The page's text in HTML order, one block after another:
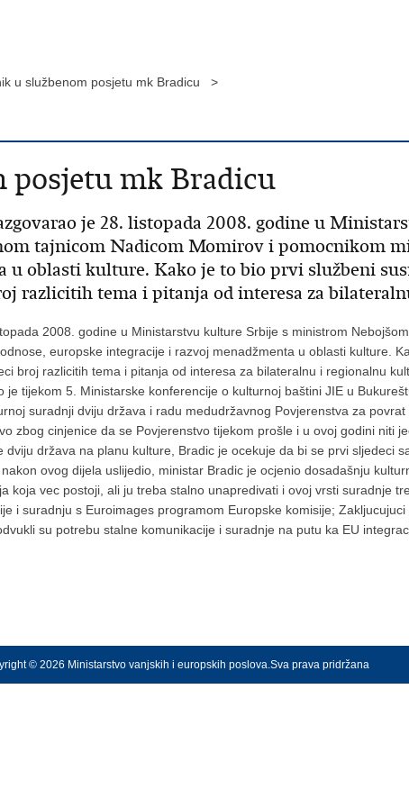
u službenom posjetu mk Bradicu >
posjetu mk Bradicu
je 28. listopada 2008. godine u
tajnicom Nadicom Momirov i pomocnikom
u oblasti kulture. Kako je to bio prvi službeni
razlicitih tema i pitanja od interesa za
2008. godine u Ministarstvu kulture Srbije s ministrom
europske integracije i razvoj menadžmenta u oblasti kulture.
broj razlicitih tema i pitanja od interesa za bilateralnu i regionalnu
tijekom 5. Ministarske konferencije o kulturnoj baštini JIE u
suradnji dviju država i radu medudržavnog Povjerenstva za
zbog cinjenice da se Povjerenstvo tijekom prošle i u ovoj godini niti
država na planu kulture, Bradic je ocekuje da bi se prvi sljedeci
ovog dijela uslijedio, ministar Bradic je ocjenio dosadašnju
koja vec postoji, ali ju treba stalno unapredivati i ovoj vrsti suradnje
i suradnju s Euroimages programom Europske komisije;
su potrebu stalne komunikacije i suradnje na putu ka EU
© 2026 Ministarstvo vanjskih i europskih poslova.Sva prava pridržana